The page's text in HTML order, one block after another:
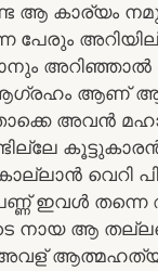
ആ കാര്യം
അറിഞ്ഞാൽ
ആണ് ആ
അവൻ
വെറി
ഇവൾ തന്നെ
നായ ആ
ആത്മഹത്യ